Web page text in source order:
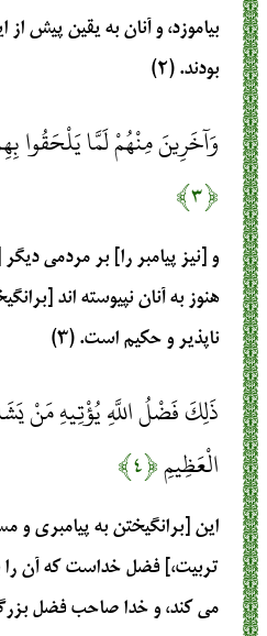
بیاموزد، و آنان به یقین پیش
بودند. (۲)
وَآخَرِينَ مِنْهُمْ لَمَّا يَلْحَقُوا
﴿۳﴾
و [نیز پیامبر را] بر مردمی
هنوز به آنان نپیوسته اند
ناپذیر و حکیم است. (۳)
ذَلِكَ فَضْلُ اللَّهِ يُؤْتِيهِ مَنْ
الْعَظِيمِ﴿۴﴾
این [برانگیختن به پیامبری و
تربیت،] فضل خداست که آن
می کند، و خدا صاحب فضل